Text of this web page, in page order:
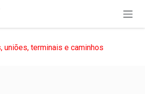
uniões, terminais e caminhos